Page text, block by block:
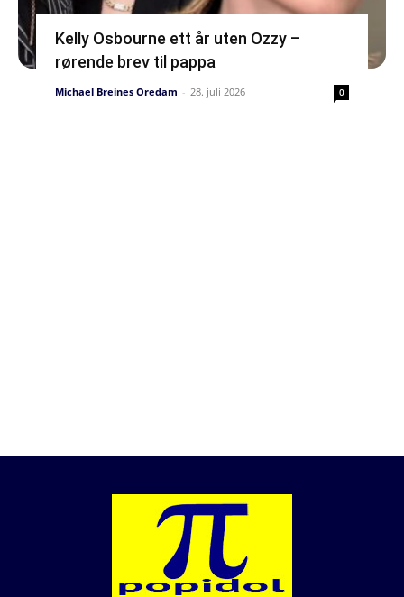
Kelly Osbourne ett år uten Ozzy –
rørende brev til pappa
Michael Breines Oredam - 28. juli 2026 0